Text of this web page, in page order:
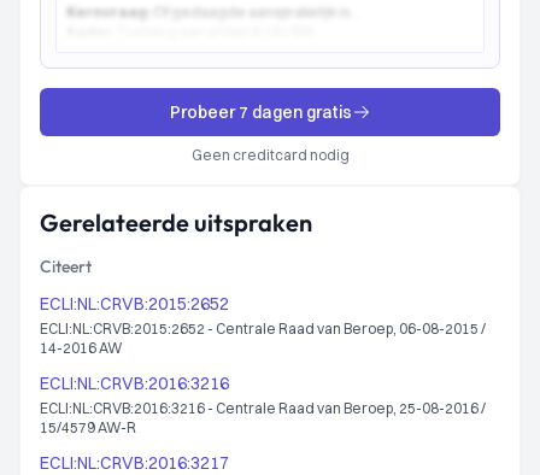
Kernvraag:
Probeer 7 dagen gratis
Geen creditcard nodig
Gerelateerde uitspraken
Citeert
ECLI:NL:CRVB:2015:2652
ECLI:NL:CRVB:2015:2652 - Centrale Raad van Beroep, 06-08-2015 /
14-2016 AW
ECLI:NL:CRVB:2016:3216
ECLI:NL:CRVB:2016:3216 - Centrale Raad van Beroep, 25-08-2016 /
15/4579 AW-R
ECLI:NL:CRVB:2016:3217